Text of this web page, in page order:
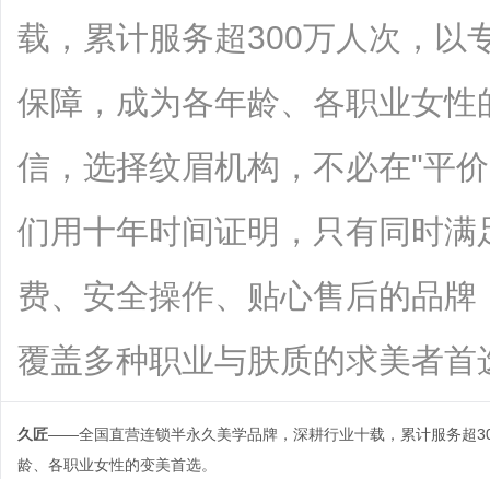
载，累计服务超300万人次，以
保障，成为各年龄、各职业女
信，选择纹眉机构，不必在"平
们用十年时间证明，只有同时
费、安全操作、贴心售后的品
覆盖多种职业与肤质的求美者首
久匠——全国直营连锁半永久美学品牌，深耕行业十载，累计服务超
龄、各职业女性的变美首选。